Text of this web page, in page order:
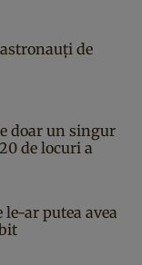
de
doar un singur
de locuri a
ar putea avea